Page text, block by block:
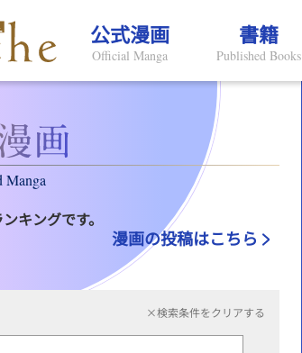
公式漫画
Official Manga
書籍
Published Books
Manga
キングです。
漫画の投稿はこちら
×検索条件をクリアする